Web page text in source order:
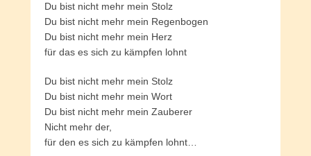
Du bist nicht mehr mein Stolz
Du bist nicht mehr mein Regenbogen
Du bist nicht mehr mein Herz
für das es sich zu kämpfen lohnt
Du bist nicht mehr mein Stolz
Du bist nicht mehr mein Wort
Du bist nicht mehr mein Zauberer
Nicht mehr der,
für den es sich zu kämpfen lohnt…